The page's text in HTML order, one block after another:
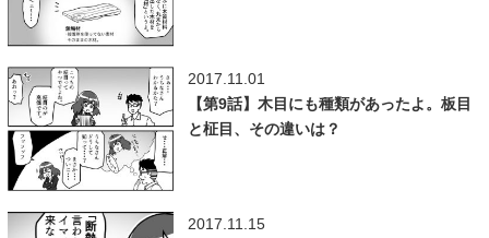
2017.11.01
【第9話】木目にも種類があったよ。板目
と柾目、その違いは？
2017.11.15